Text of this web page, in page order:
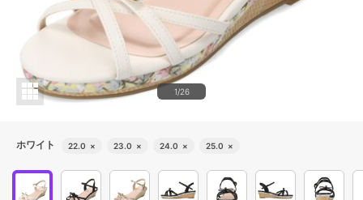
1/26
ホワイト 22.0 × 23.0 × 24.0 × 25.0 ×